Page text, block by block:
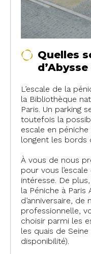
Quelles
d’Abysse
L’escale de la
la Bibliothèque
Paris. Un parking
toutefois la
escale en
longent les bords
À vous de nous
pour vous
intéresse. De
la Péniche à
d’anniversaire,
professionnelle,
choisir parmi les
les quais de
disponibilité).